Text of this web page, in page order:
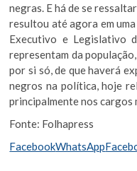
negras. E há de se
resultou até agora em
Executivo e Legislativo
representam da
por si só, de que haverá
negros na política, hoje
principalmente nos cargos
Fonte: Folhapress
FacebookWhatsApp